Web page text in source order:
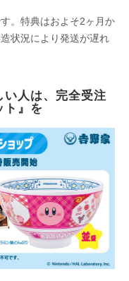
。特典はおよそ2ヶ月か
状況により発送が遅れ
い人は、完全受注
ト』を